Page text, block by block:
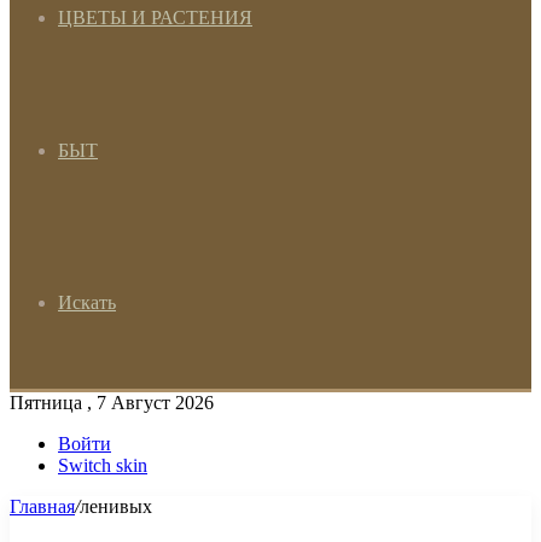
ЦВЕТЫ И РАСТЕНИЯ
БЫТ
Искать
Пятница , 7 Август 2026
Войти
Switch skin
Главная/ленивых